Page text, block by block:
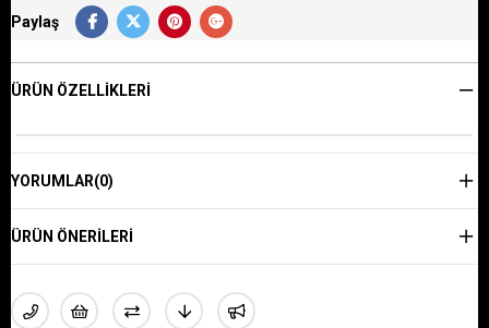
Paylaş
ÜRÜN ÖZELLIKLERI
YORUMLAR(0)
ÜRÜN ÖNERILERI